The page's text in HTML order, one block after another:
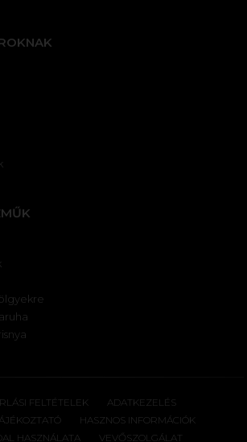
FELTÉTELEK
ADATKEZELÉS
HASZNOS INFORMÁCIÓK
HASZNÁLATA
VEVŐSZOLGÁLAT